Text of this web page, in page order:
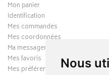
Nous
Mon panier
Identification
Mes commandes
Mes coordonnées
Ma messagerie
Mes favoris
Mes préférences Cookies